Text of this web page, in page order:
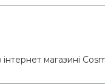
магазині